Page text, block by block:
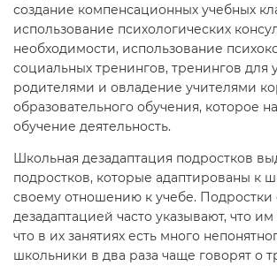
создание компенсационных учебных
использование психологических
необходимости, использование
социальных тренингов, тренингов для
родителями и овладение учителями
образовательного обучения, которое
обучение деятельность.
Школьная дезадаптация подростков
подростков, которые адаптированы к
своему отношению к учебе. Подростки
дезадаптацией часто указывают, что им
что в их занятиях есть много
школьники в два раза чаще говорят о